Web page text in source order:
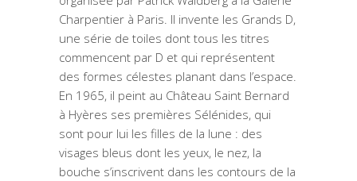
Charpentier à Paris. Il invente les Grands D,
une série de toiles dont tous les titres
commencent par D et qui représentent
des formes célestes planant dans l’espace.
En 1965, il peint au Château Saint Bernard
à Hyères ses premières Sélénides, qui
sont pour lui les filles de la lune : des
visages bleus dont les yeux, le nez, la
bouche s’inscrivent dans les contours de la